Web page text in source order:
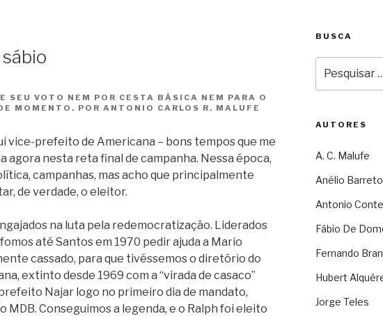
SEU VOTO NEM POR CESTA BÁSICA NEM PARA O
MOMENTO. POR ANTONIO CARLOS R. MALUFE
vice-prefeito de Americana – bons tempos que me
agora nesta reta final de campanha. Nessa época,
campanhas, mas acho que principalmente
de verdade, o eleitor.
na luta pela redemocratização. Liderados
até Santos em 1970 pedir ajuda a Mario
cassado, para que tivéssemos o diretório do
extinto desde 1969 com a “virada de casaco”
Najar logo no primeiro dia de mandato,
MDB. Conseguimos a legenda, e o Ralph foi eleito
BUSCA
por:
AUTORES
A. C. Malufe
Anélio Barreto
Antonio
Fábio De
Fernando
Hubert
Jorge Teles